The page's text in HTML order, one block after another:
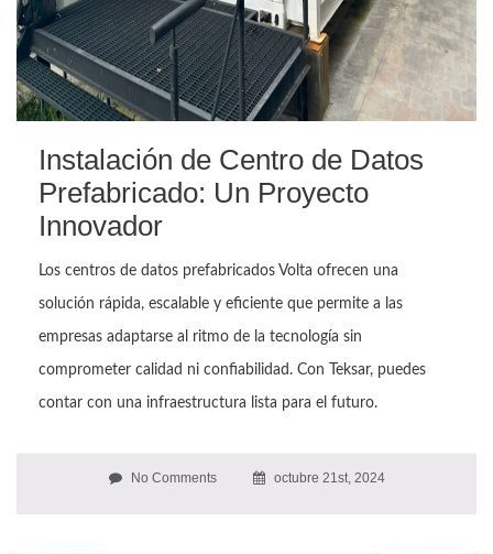
Instalación de Centro de Datos
Prefabricado: Un Proyecto
Innovador
Los centros de datos prefabricados Volta ofrecen una
solución rápida, escalable y eficiente que permite a las
empresas adaptarse al ritmo de la tecnología sin
comprometer calidad ni confiabilidad. Con Teksar, puedes
contar con una infraestructura lista para el futuro.
No Comments octubre 21st, 2024